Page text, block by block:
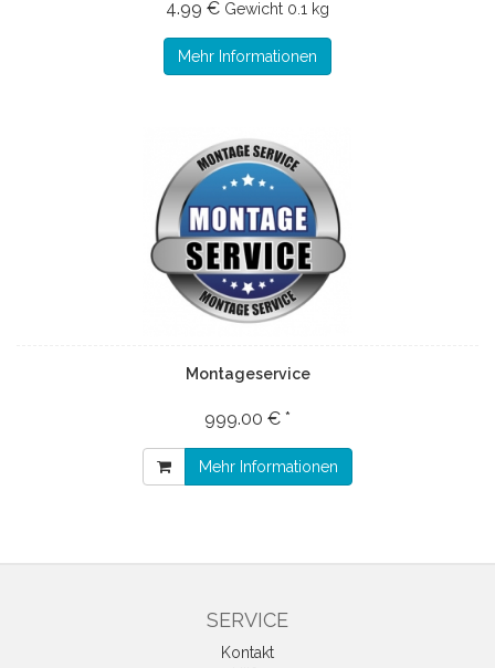
4.99 € Gewicht 0.1 kg
Mehr Informationen
Montageservice
999.00 € *
Mehr Informationen
SERVICE
Kontakt